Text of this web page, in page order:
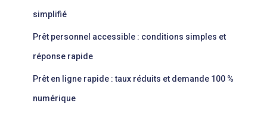
simplifié
Prêt personnel accessible : conditions simples et
réponse rapide
Prêt en ligne rapide : taux réduits et demande 100 %
numérique